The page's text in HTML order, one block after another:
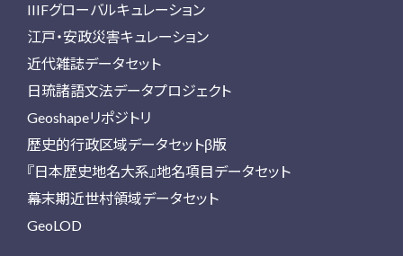
IIIFグローバルキュレーション
江戸・安政災害キュレーション
近代雑誌データセット
日琉諸語文法データプロジェクト
Geoshapeリポジトリ
歴史的行政区域データセットβ版
『日本歴史地名大系』地名項目データセット
幕末期近世村領域データセット
GeoLOD